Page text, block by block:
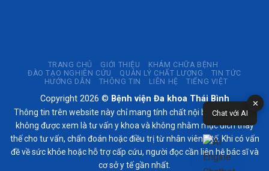
TRANG CHỦ GIỚI THIỆU
KHÁM CHỮA BỆNH
ĐÀO TẠO NGHIÊN CỨU
QUẢN LÝ CHẤT LƯỢNG
TIN TỨC
HƯỚNG DẪN
THÔNG TIN LIÊN HỆ TIẾNG VIỆT
Copyright 2026 © Bệnh viện Đa khoa Thái Bình
Thông tin trên website này chỉ mang tính chất nội bộ tham khảo;
không được xem là tư vấn y khoa và không nhằm mục đích thay
thế cho tư vấn, chẩn đoán hoặc điều trị từ nhân viên y tế. Khi có vấn
đề về sức khỏe hoặc hỗ trợ cấp cứu, người đọc cần liên hệ bác sĩ và
cơ sở y tế gần nhất.
✕
Chat với AI